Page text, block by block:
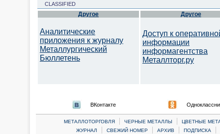
CLASSIFIED
Другое
Аналитические
приложения к журналу
Металлургический
Бюллетень
Другое
Доступ к
информации
информагентства
Металлторг.ру
ВКонтакте
МЕТАЛЛОТОРГОВЛЯ | ЧЕРНЫЕ МЕТАЛЛЫ |
ЦВЕТНЫЕ
ЖУРНАЛ
| СВЕЖИЙ НОМЕР | АРХИВ | ПОДПИСКА |